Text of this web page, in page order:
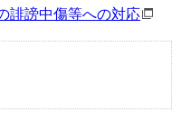
誹謗中傷等への対応